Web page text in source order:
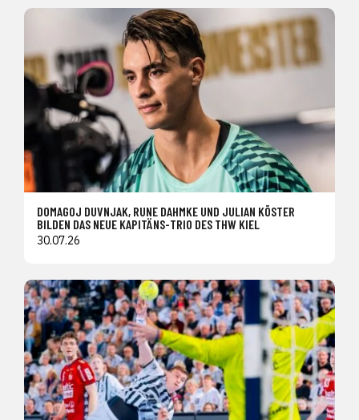
DOMAGOJ DUVNJAK, RUNE DAHMKE UND JULIAN KÖSTER
BILDEN DAS NEUE KAPITÄNS-TRIO DES THW KIEL
30.07.26